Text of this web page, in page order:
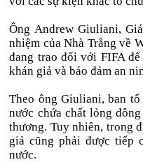
Ông Andrew Giuliani,
nhiệm của Nhà Trắng về
đang trao đổi với FIFA
khán giả và bảo đảm an
Theo ông Giuliani, ban
nước chứa chất lỏng
thương. Tuy nhiên, trong
giả cũng phải được tiếp
nước.